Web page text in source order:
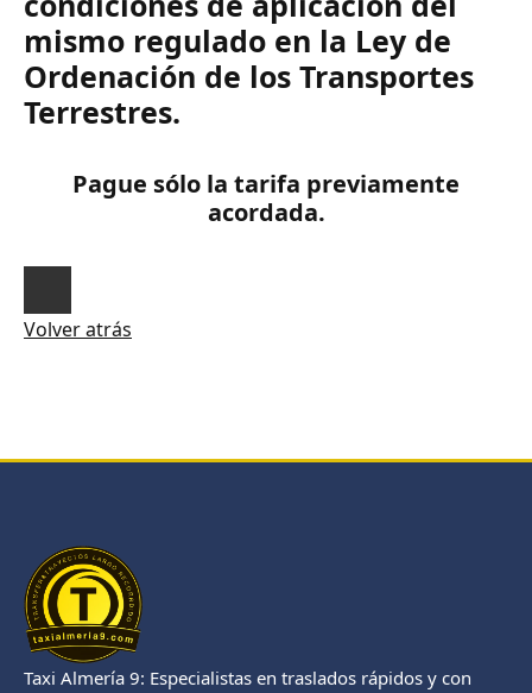
mismo regulado en la Ley de
Ordenación de los Transportes
Terrestres.
Pague sólo la tarifa previamente
acordada.
Volver atrás
Taxi Almería 9: Especialistas en traslados rápidos y con